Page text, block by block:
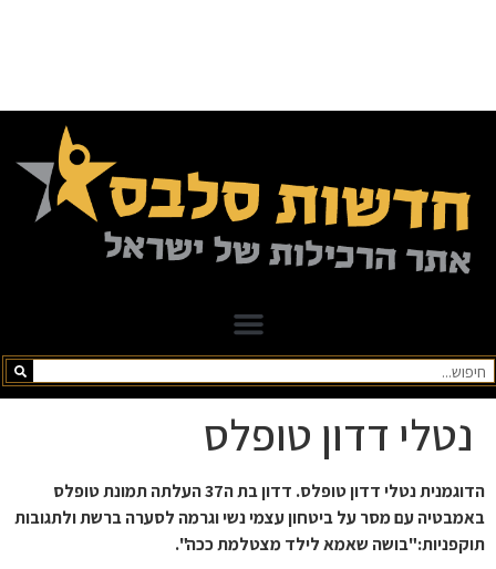
נטלי דדון טופלס
הדוגמנית נטלי דדון טופלס. דדון בת ה37 העלתה תמונת טופלס
באמבטיה עם מסר על ביטחון עצמי נשי וגרמה לסערה ברשת ולתגובות
תוקפניות:"בושה שאמא לילד מצטלמת ככה".